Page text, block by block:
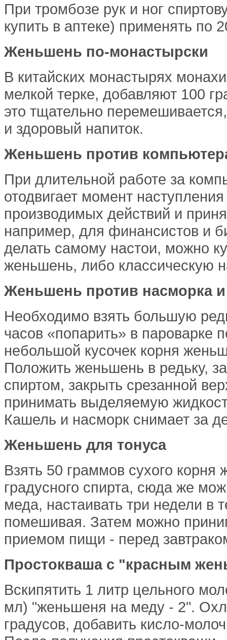
При тромбозе рук и ног
купить в аптеке) применять по
Женьшень по-монастырски
В китайских монастырях
мелкой терке, добавляют 100
это тщательно
и здоровый напиток.
Женьшень против
При длительной работе за
отодвигает момент
производимых действий и
например, для финансистов и
делать самому настои, можно
женьшень, либо классическую
Женьшень против насморка
Необходимо взять большую
часов «попарить» в пароварке
небольшой кусочек корня
Положить женьшень в редьку,
спиртом, закрыть срезанной
принимать выделяемую
Кашель и насморк снимает за
Женьшень для тонуса
Взять 50 граммов сухого
градусного спирта, сюда же
меда, настаивать три недели в
помешивая. Затем можно
приемом пищи - перед
Простокваша с "красным
Вскипятить 1 литр цельного
мл) "женьшеня на меду - 2".
градусов, добавить кисло-